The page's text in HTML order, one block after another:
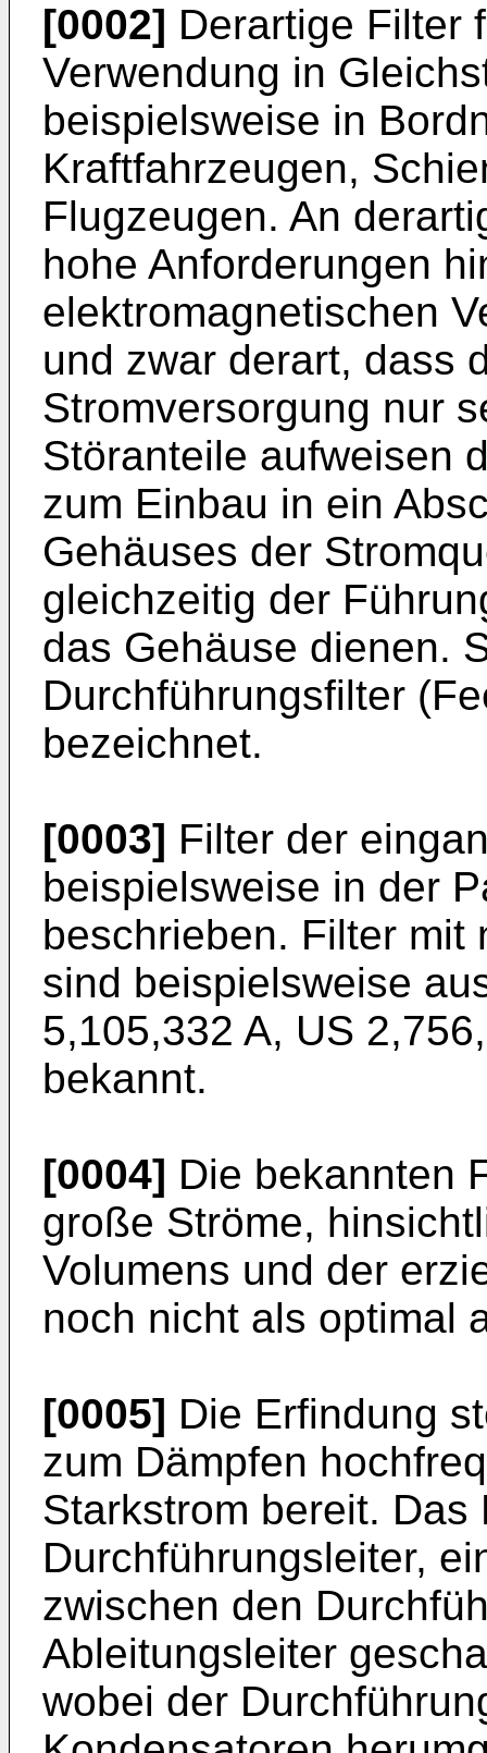
[0002] Derartige Filter
Verwendung in
beispielsweise in
Kraftfahrzeugen,
Flugzeugen. An
hohe Anforderungen
elektromagnetischen
und zwar derart, dass
Stromversorgung nur
Störanteile aufweisen
zum Einbau in ein
Gehäuses der
gleichzeitig der
das Gehäuse dienen.
Durchführungsfilter
bezeichnet.
[0003] Filter der
beispielsweise in der
beschrieben. Filter mit
sind beispielsweise
5,105,332 A, US
bekannt.
[0004] Die bekannten
große Ströme,
Volumens und der
noch nicht als optimal
[0005] Die Erfindung
zum Dämpfen
Starkstrom bereit. Das
Durchführungsleiter,
zwischen den
Ableitungsleiter
wobei der